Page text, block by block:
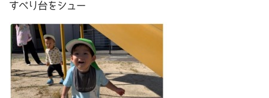
すべり台をシュー